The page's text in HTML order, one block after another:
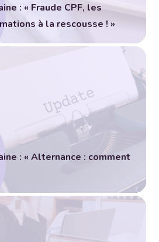
: « Fraude CPF, les
à la rescousse ! »
: « Alternance : comment